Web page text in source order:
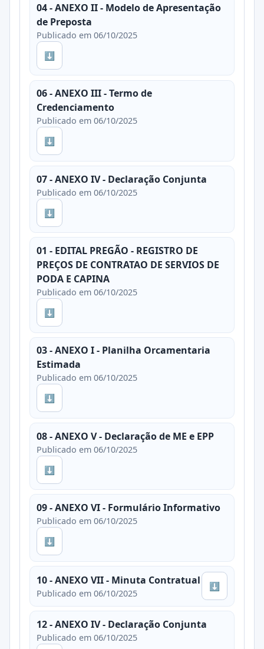
04 - ANEXO II - Modelo de Apresentação
de Preposta
Publicado em 06/10/2025
⬇
06 - ANEXO III - Termo de
Credenciamento
Publicado em 06/10/2025
⬇
07 - ANEXO IV - Declaração Conjunta
Publicado em 06/10/2025
⬇
01 - EDITAL PREGÃO - REGISTRO DE
PREÇOS DE CONTRATAO DE SERVIOS DE
PODA E CAPINA
Publicado em 06/10/2025
⬇
03 - ANEXO I - Planilha Orcamentaria
Estimada
Publicado em 06/10/2025
⬇
08 - ANEXO V - Declaração de ME e EPP
Publicado em 06/10/2025
⬇
09 - ANEXO VI - Formulário Informativo
Publicado em 06/10/2025
⬇
10 - ANEXO VII - Minuta Contratual
Publicado em 06/10/2025
⬇
12 - ANEXO IV - Declaração Conjunta
Publicado em 06/10/2025